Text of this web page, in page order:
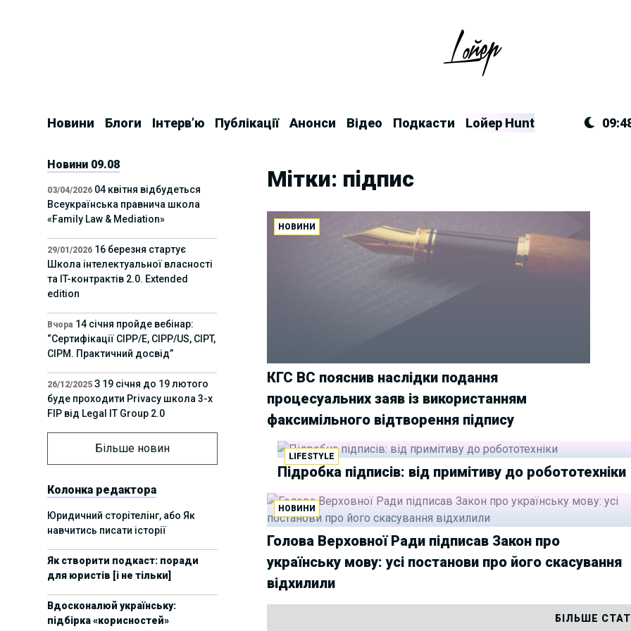
Новини Блоги Інтерв’ю Публікації Анонси Відео Подкасти Lойер Hunt
Мітки: підпис
НОВИНИ
КГС ВС пояснив наслідки подання
процесуальних заяв із використанням
факсимільного відтворення підпису
LIFESTYLE
Підробка підписів: від примітиву до робототехніки
НОВИНИ
Голова Верховної Ради підписав Закон про
українську мову: усі постанови про його скасування
відхилили
БІЛЬШЕ
Новини 09.08
03/04/2026 04 квітня відбудеться
Всеукраїнська правнича школа
«Family Law & Mediation»
29/01/2026 16 березня стартує
Школа інтелектуальної власності
та IT-контрактів 2.0. Extended
edition
Вчора 14 січня пройде вебінар:
“Сертифікації СІРР/Е, CIPP/US, CIPT,
CIPM. Практичний досвід”
26/12/2025 З 19 січня до 19 лютого
буде проходити Privacy школа 3-х
FIP від Legal IT Group 2.0
12 грудня пройде
приватність у 2026. Очікувані
05/11/2025 11 листопада пройде
вебінар “AI-агенти: прайвесі, IP
та комплаєнс ризики”
31/10/20258 листопада пройде
Форум молодих юристів України
2025
Більше новин
Колонка редактора
Юридичний сторітелінг, або Як
навчитись писати історії
Як створити подкаст: поради
для юристів [і не тільки]
Вдосконалюй українську:
підбірка «корисностей»